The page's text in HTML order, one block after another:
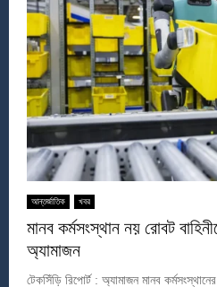
আন্তর্জাতিক খবর
মানব কর্মসংস্থান নয় রোবট
অ্যামাজন
টেকসিঁড়ি রিপোর্ট : অ্যামাজন মানব